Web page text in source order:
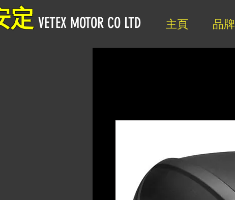
主頁 品牌
定 VETEX MOTOR CO LTD